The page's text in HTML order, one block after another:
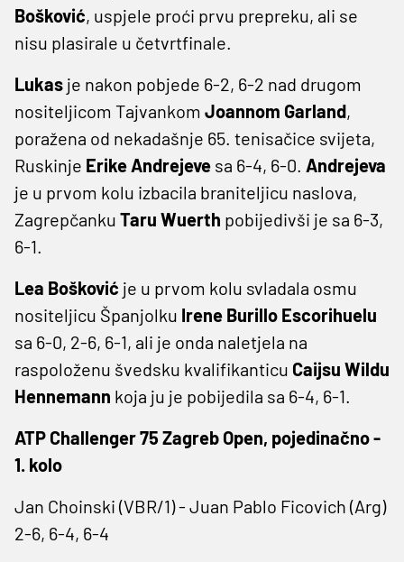
Bošković, uspjele proći prvu prepreku, ali se
nisu plasirale u četvrtfinale.
Lukas je nakon pobjede 6-2, 6-2 nad drugom
nositeljicom Tajvankom Joannom Garland,
poražena od nekadašnje 65. tenisačice svijeta,
Ruskinje Erike Andrejeve sa 6-4, 6-0. Andrejeva
je u prvom kolu izbacila braniteljicu naslova,
Zagrepčanku Taru Wuerth pobijedivši je sa 6-3,
6-1.
Lea Bošković je u prvom kolu svladala osmu
nositeljicu Španjolku Irene Burillo Escorihuelu
sa 6-0, 2-6, 6-1, ali je onda naletjela na
raspoloženu švedsku kvalifikanticu Caijsu Wildu
Hennemann koja ju je pobijedila sa 6-4, 6-1.
ATP Challenger 75 Zagreb Open, pojedinačno -
1. kolo
Jan Choinski (VBR/1) - Juan Pablo Ficovich (Arg)
2-6, 6-4, 6-4